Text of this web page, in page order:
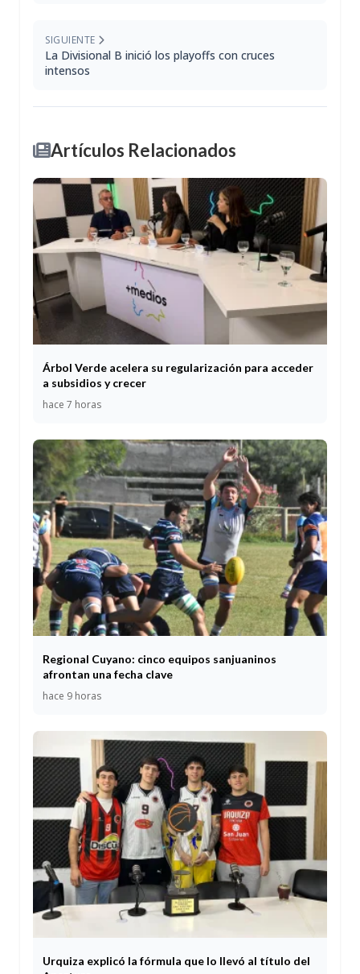
SIGUIENTE
La Divisional B inició los playoffs con cruces
intensos
Artículos Relacionados
Árbol Verde acelera su regularización para acceder
a subsidios y crecer
hace 7 horas
Regional Cuyano: cinco equipos sanjuaninos
afrontan una fecha clave
hace 9 horas
Urquiza explicó la fórmula que lo llevó al título del